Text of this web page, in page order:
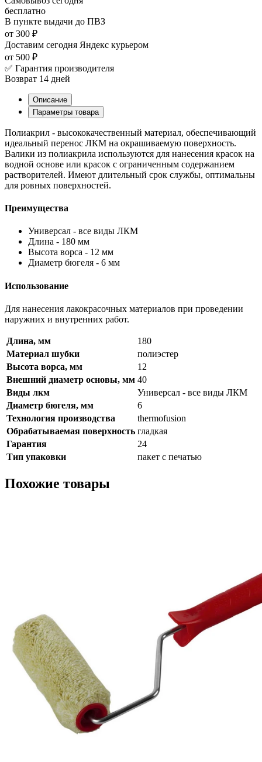
бесплатно
В пункте выдачи до ПВЗ
от 300 ₽
Доставим сегодня Яндекс курьером
от 500 ₽
✅ Гарантия производителя
Возврат 14 дней
Описание
Параметры товара
Полиакрил - высококачественный материал, обеспечивающий
идеальный перенос ЛКМ на окрашиваемую поверхность.
Валики из полиакрила используются для нанесения красок на
водной основе или красок с ограниченным содержанием
растворителей. Имеют длительный срок службы, оптимальны
для ровных поверхностей.
Преимущества
Универсал - все виды ЛКМ
Длина - 180 мм
Высота ворса - 12 мм
Диаметр бюгеля - 6 мм
Использование
Для нанесения лакокрасочных материалов при проведении
наружних и внутренних работ.
Длина, мм
180
Материал шубки
полиэстер
Высота ворса, мм
12
Внешний диаметр основы, мм 40
Виды лкм
Универсал - все виды ЛКМ
Диаметр бюгеля, мм
6
Технология производства
thermofusion
Обрабатываемая поверхность гладкая
Гарантия
24
Тип упаковки
пакет с печатью
Похожие товары